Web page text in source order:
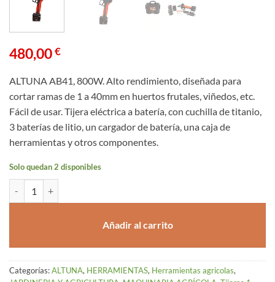
480,00€
ALTUNA AB41, 800W. Alto rendimiento, diseñada para
cortar ramas de 1 a 40mm en huertos frutales, viñedos, etc.
Fácil de usar. Tijera eléctrica a batería, con cuchilla de titanio,
3 baterías de litio, un cargador de batería, una caja de
herramientas y otros componentes.
Solo quedan 2 disponibles
Añadir al carrito
Categorías:ALTUNA, HERRAMIENTAS, Herramientas agricolas,